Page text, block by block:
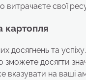
витрачаєте свої
картопля
досягнень та
досягти
на ваші